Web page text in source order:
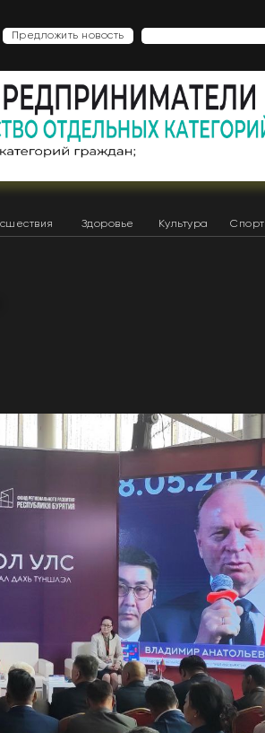
Предложить новость
Здоровье Культура Спорт